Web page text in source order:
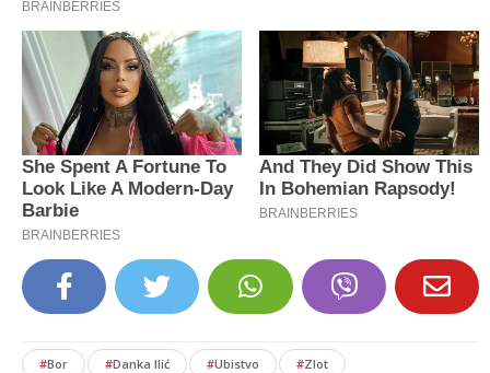
#Bor #Danka Ilić #Ubistvo #Zlot